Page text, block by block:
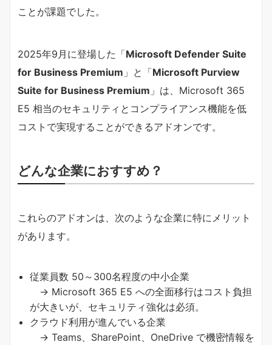
ことが課題でした。
2025年9月に登場した「Microsoft Defender Suite
for Business Premium 」と「Microsoft Purview
Suite for Business Premium 」は、Microsoft 365
E5 相当のセキュリティとコンプライアンス機能を低
コストで実現することができるアドオンです。
どんな企業におすすめ？
これらのアドオンは、次のような企業に特にメリット
があります。
従業員数 50～300名程度の中小企業
→ Microsoft 365 E5 への全面移行はコスト負担
が大きいが、セキュリティ強化は必須。
クラウド利用が進んでいる企業
→ Teams、SharePoint、OneDrive で機密情報を